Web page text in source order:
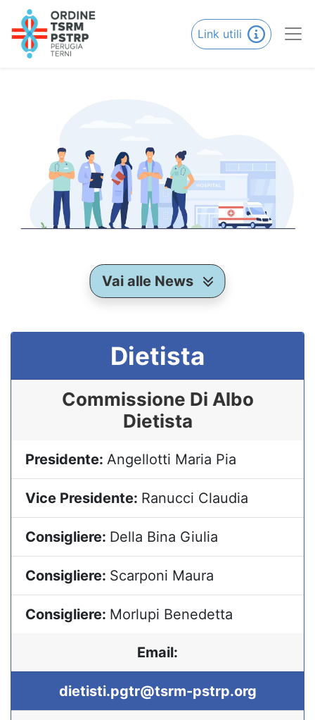
Link utili
Vai alle News
Dietista
Commissione Di Albo
Dietista
Presidente: Angellotti Maria Pia
Vice Presidente: Ranucci Claudia
Consigliere: Della Bina Giulia
Consigliere: Scarponi Maura
Consigliere: Morlupi Benedetta
Email:
dietisti.pgtr@tsrm-pstrp.org